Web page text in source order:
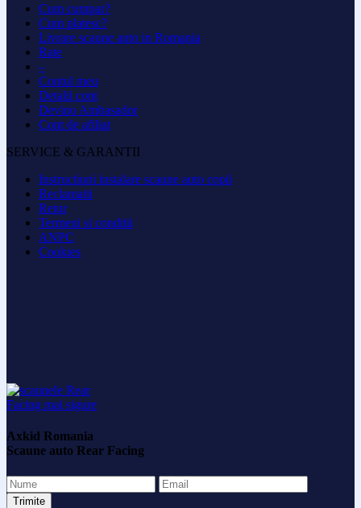
Cum cumpar?
Cum platesc?
Livrare scaune auto in Romania
Rate
–
Contul meu
Detalii cont
Devino Ambasador
Cont de afiliat
SERVICE & GARANTII
Instructiuni instalare scaune auto copii
Reclamatii
Retur
Termeni si conditii
ANPC
Cookies
Axkid Romania
Scaune auto Rear Facing